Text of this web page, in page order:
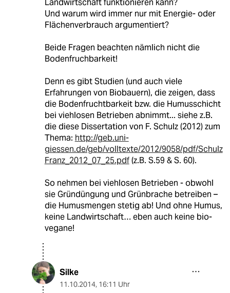
Und warum wird immer nur mit Energie- oder
Flächenverbrauch argumentiert?
Beide Fragen beachten nämlich nicht die
Bodenfruchbarkeit!
Denn es gibt Studien (und auch viele
Erfahrungen von Biobauern), die zeigen, dass
die Bodenfruchtbarkeit bzw. die Humusschicht
bei viehlosen Betrieben abnimmt... siehe z.B.
die diese Dissertation von F. Schulz (2012) zum
Thema: http://geb.uni-
giessen.de/geb/volltexte/2012/9058/pdf/Schulz
Franz_2012_07_25.pdf(z.B. S.59 & S. 60).
So nehmen bei viehlosen Betrieben - obwohl
sie Gründüngung und Grünbrache betreiben –
die Humusmengen stetig ab! Und ohne Humus,
keine Landwirtschaft… eben auch keine bio-
vegane!
Silke
11.10.2014, 16:11 Uhr